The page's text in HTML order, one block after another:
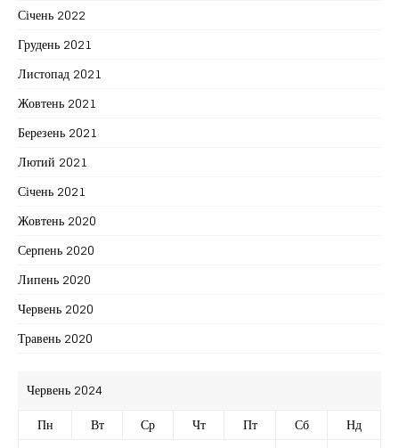
Січень 2022
Грудень 2021
Листопад 2021
Жовтень 2021
Березень 2021
Лютий 2021
Січень 2021
Жовтень 2020
Серпень 2020
Липень 2020
Червень 2020
Травень 2020
Червень 2024
Пн
Вт Ср Чт Пт Сб
Нд